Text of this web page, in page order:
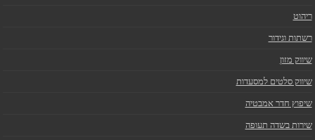
ריהוט
רשתות וגידור
שיווק מזון
שיווק סלטים למסעדות
שיפוץ חדר אמבטיה
שירות בשדה תעופה